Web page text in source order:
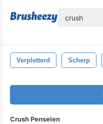
Verpletterd Scherp
Crush Penselen